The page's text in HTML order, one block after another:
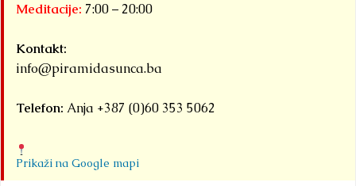
Meditacije: 7:00 – 20:00
Kontakt:
info@piramidasunca.ba
Telefon: Anja +387 (0)60 353 5062
Prikaži na Google mapi